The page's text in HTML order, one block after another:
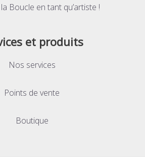
Boucle en tant qu’artiste !
et produits
Nos services
Points de vente
Boutique